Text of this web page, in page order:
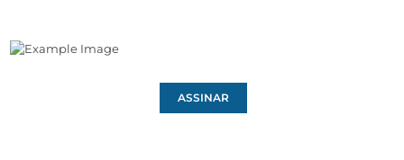
ASSINAR